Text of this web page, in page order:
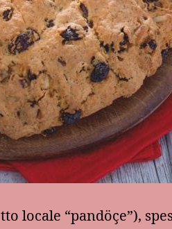
locale “pandöçe”),